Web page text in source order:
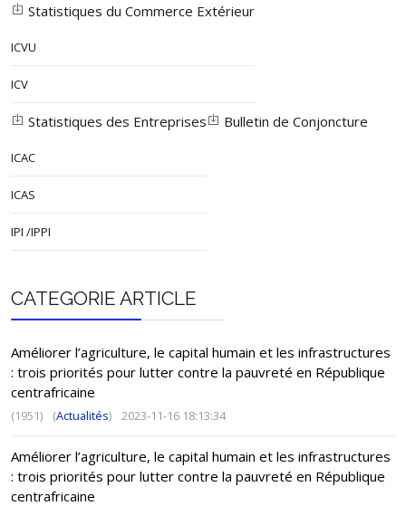
Statistiques du Commerce Extérieur
ICVU
ICV
Statistiques des Entreprises
ICAC
ICAS
IPI /IPPI
Bulletin de Conjoncture
CATEGORIE ARTICLE
Améliorer l’agriculture, le capital humain et les infrastructures
: trois priorités pour lutter contre la pauvreté en République
centrafricaine
(1951) (Actualités) 2023-11-16 18:13:34
Améliorer l’agriculture, le capital humain et les infrastructures
: trois priorités pour lutter contre la pauvreté en République
centrafricaine